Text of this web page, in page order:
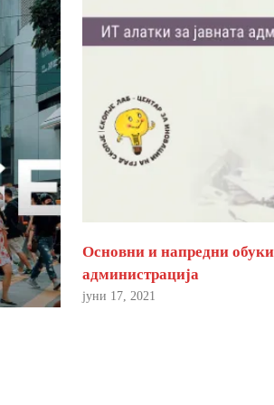
Основни и напредни
администрација
јуни 17, 2021